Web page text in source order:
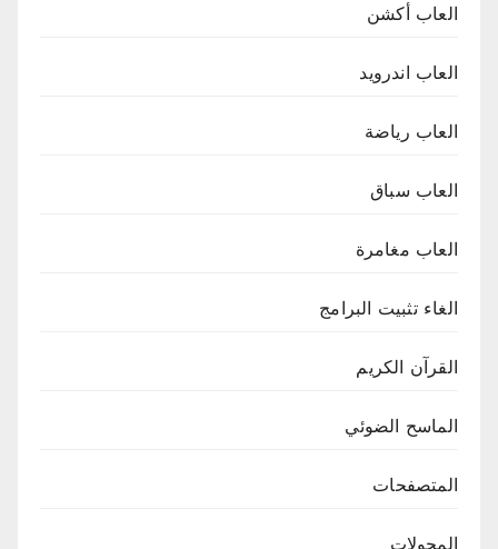
العاب أكشن
العاب اندرويد
العاب رياضة
العاب سباق
العاب مغامرة
الغاء تثبيت البرامج
القرآن الكريم
الماسح الضوئي
المتصفحات
المحولات